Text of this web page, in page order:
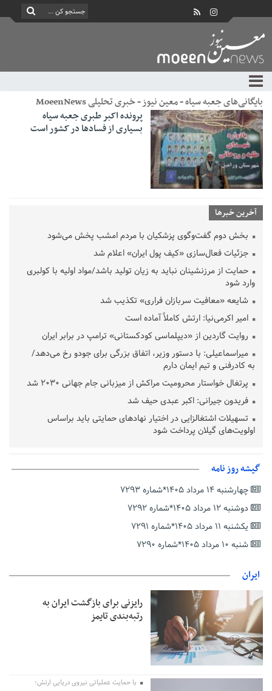
بایگانی‌های جعبه سیاه - معین نیوز - خبری تحلیلی MoeenNews
پرونده اکبر طبری جعبه سیاه
بسیاری از فسادها در کشور است
آخرین خبرها
بخش دوم گفت‌وگوی پزشکیان با مردم امشب پخش می‌شود
جزئیات فعال‌سازی «کیف پول ایران» اعلام شد
حمایت از مرزنشینان نباید به زیان تولید باشد/مواد اولیه با کولبری
وارد شود
شایعه «معافیت سربازان فراری» تکذیب شد
امیر اکرمی‌نیا: ارتش کاملاً آماده است
روایت گاردین از «دیپلماسی کودکستانی» ترامپ در برابر ایران
میراسماعیلی: با دستور وزیر، اتفاق بزرگی برای جودو رخ می‌دهد/
به کادرفنی و تیم ایمان دارم
پرتغال خواستار محرومیت مراکش از میزبانی جام جهانی ۲۰۳۰ شد
فریدون جیرانی: اکبر عبدی حیف شد
تسهیلات اشتغالزایی در اختیار نهادهای حمایتی باید براساس
اولویت‌های گیلان پرداخت شود
دفتر رهبر انقلاب: مطالب خارج از مراجع رسمی فاقد سندیت است
بقائی: فضای مذاکرات فنی و سیاسی ایران و عمان درباره تنگه هرمز،
مثبت است
رئیس سازمان جهاد کشاورزی استان: کشاورزان گیلان نسبت به
دریافت یارانه کود اقدام کنند
گیشه روز نامه
چهارشنبه ۱۴ مرداد ۱۴۰۵*شماره ۷۲۹۳
دوشنبه ۱۲ مرداد ۱۴۰۵*شماره ۷۲۹۲
یکشنبه ۱۱ مرداد ۱۴۰۵*شماره ۷۲۹۱
شنبه ۱۰ مرداد ۱۴۰۵*شماره ۷۲۹۰
ایران
رایزنی برای بازگشت ایران به
رتبه‌بندی تایمز
با حمایت عملیاتی نیروی دریایی ارتش؛